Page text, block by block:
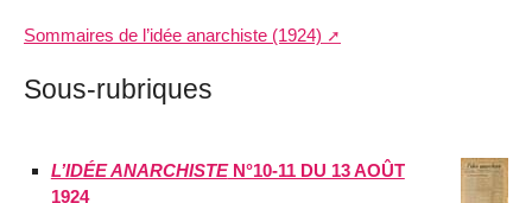
Sommaires de l’idée anarchiste (1924)
Sous-rubriques
L’IDÉE ANARCHISTEN°10-11 DU 13 AOÛT
1924